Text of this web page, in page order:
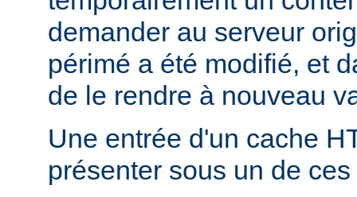
demander au serveur
périmé a été modifié, et
de le rendre à nouveau
Une entrée d'un cache
présenter sous un de